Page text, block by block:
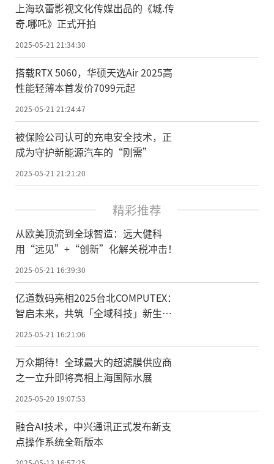
上海玖蕾影视文化传媒出品的《城.传
奇.哪吒》正式开拍
2025-05-21 21:34:30
搭载RTX 5060，华硕天选Air 2025高
性能轻薄本首发价7099元起
2025-05-21 21:24:47
被保险公司认可的充电安全技术，正
成为守护新能源汽车的“刚需”
2025-05-21 21:21:20
精彩推荐
从欧美顶流到全球智造：远大健科
用“远见”+“创新”化解关税冲击！
2025-05-21 16:39:30
亿道数码亮相2025台北COMPUTEX：
智启未来，共筑「全域科技」新生
2025-05-21 16:21:06
万众期待！全球最大的超滤膜供应商
之一立升即将亮相上海国际水展
2025-05-20 19:07:53
融合AI技术，中兴通讯正式发布新支
点操作系统全新版本